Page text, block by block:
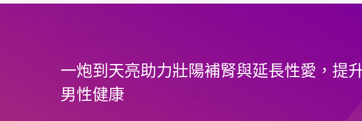
硬
善
早
洩？
一炮到天亮助力壯陽補腎與延長性愛，提
男性健康